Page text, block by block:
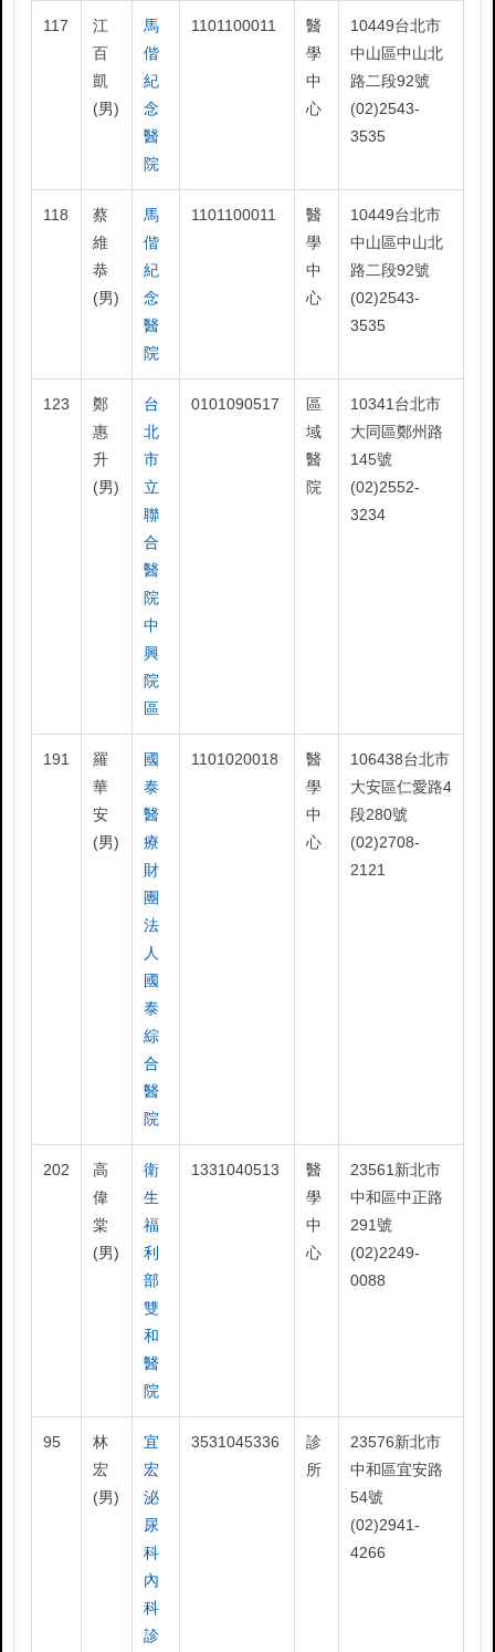
117
江
百
凱
(男)
馬
偕
紀
念
醫
院
1101100011
醫
學
中
心
10449台北市
中山區中山北
路二段92號
(02)2543-
3535
118
蔡
維
恭
(男)
馬
偕
紀
念
醫
院
1101100011
醫
學
中
心
10449台北市
中山區中山北
路二段92號
(02)2543-
3535
123
鄭
惠
升
(男)
台
北
市
立
聯
合
醫
院
中
興
院
區
0101090517
區
域
醫
院
10341台北市
大同區鄭州路
145號
(02)2552-
3234
191
羅
華
安
(男)
國
泰
醫
療
財
團
法
人
國
泰
綜
合
醫
院
1101020018
醫
學
中
心
106438台北市
大安區仁愛路4
段280號
(02)2708-
2121
202
高
偉
棠
(男)
衛
生
福
利
部
雙
和
醫
院
1331040513
醫
學
中
心
23561新北市
中和區中正路
291號
(02)2249-
0088
95
林
宏
(男)
宜
宏
泌
尿
科
內
科
診
3531045336
診
所
23576新北市
中和區宜安路
54號
(02)2941-
4266